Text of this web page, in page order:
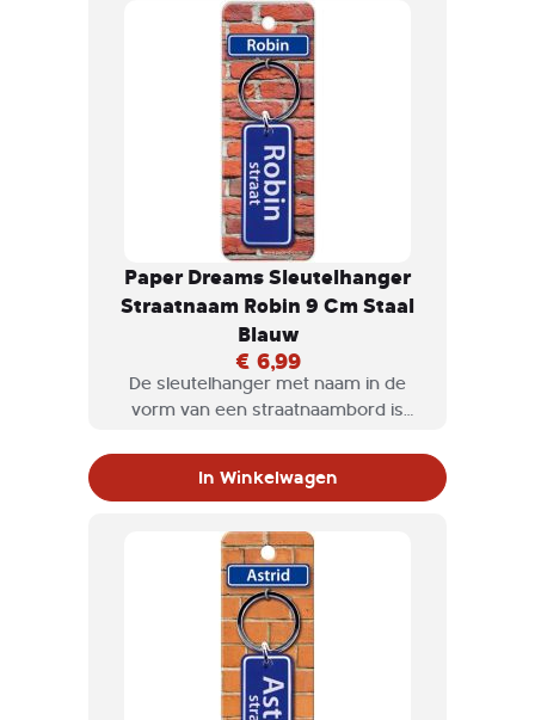
Paper Dreams Sleutelhanger
Straatnaam Robin 9 Cm Staal
Blauw
€ 6,99
De sleutelhanger met naam in de
vorm van een straatnaambord is
jezelf om te krijgen.
In Winkelwagen